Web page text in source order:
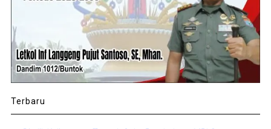
Terbaru